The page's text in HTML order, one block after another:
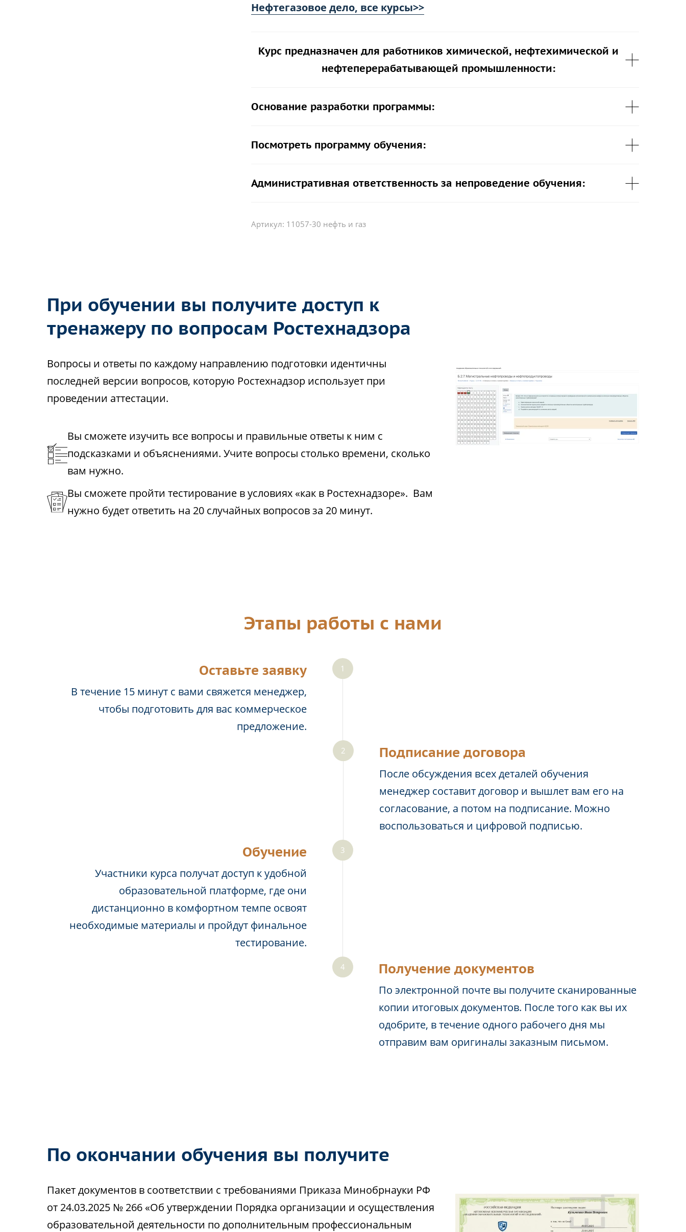
Нефтегазовое дело, все курсы>>
Курс предназначен для работников химической, нефтехимической и
нефтеперерабатывающей промышленности:
Основание разработки программы:
Посмотреть программу обучения:
Административная ответственность за непроведение обучения:
Артикул: 11057-30 нефть и газ
При обучении вы получите доступ к
тренажеру по вопросам Ростехнадзора
Вопросы и ответы по каждому направлению подготовки идентичны
последней версии вопросов, которую Ростехнадзор использует при
проведении аттестации.
Вы сможете изучить все вопросы и правильные ответы к ним с
подсказками и объяснениями. Учите вопросы столько времени, сколько
вам нужно.
Вы сможете пройти тестирование в условиях «как в Ростехнадзоре». Вам
нужно будет ответить на 20 случайных вопросов за 20 минут.
Этапы работы с нами
Оставьте заявку
В течение 15 минут с вами свяжется менеджер,
чтобы подготовить для вас коммерческое
предложение.
Подписание договора
После обсуждения всех деталей обучения
менеджер составит договор и вышлет вам его на
согласование, а потом на подписание. Можно
воспользоваться и цифровой подписью.
Обучение
Участники курса получат доступ к удобной
образовательной платформе, где они
дистанционно в комфортном темпе освоят
необходимые материалы и пройдут финальное
тестирование.
Получение документов
По электронной почте вы получите сканированные
копии итоговых документов. После того как вы их
одобрите, в течение одного рабочего дня мы
отправим вам оригиналы заказным письмом.
По окончании обучения вы получите
Пакет документов в соответствии с требованиями Приказа Минобрнауки РФ
от 24.03.2025 № 266 «Об утверждении Порядка организации и осуществления
образовательной деятельности по дополнительным профессиональным